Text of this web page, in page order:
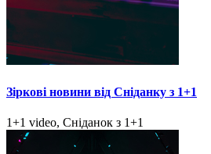
Зіркові новини від Сніданку з 1+1
1+1 video, Сніданок з 1+1